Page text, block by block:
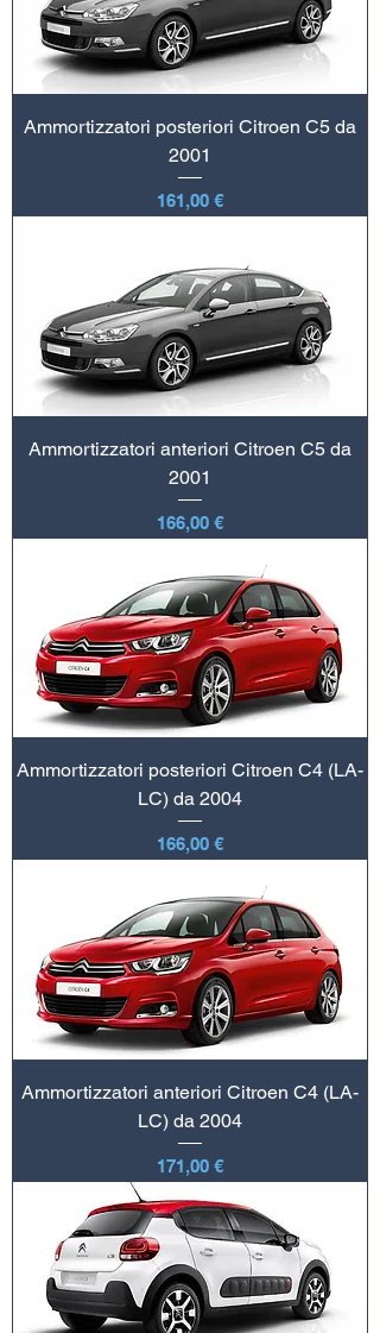
Ammortizzatori posteriori Citroen C5 da
2001
Prezzo
161,00 €
Ammortizzatori anteriori Citroen C5 da
2001
Prezzo
166,00 €
Ammortizzatori posteriori Citroen C4 (LA-
LC) da 2004
Prezzo
166,00 €
Ammortizzatori anteriori Citroen C4 (LA-
LC) da 2004
Prezzo
171,00 €